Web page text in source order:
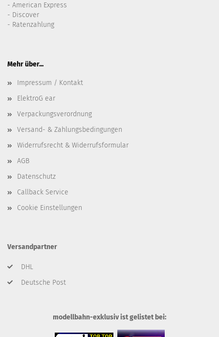
- American Express
- Discover
- Ratenzahlung
Mehr über...
Impressum / Kontakt
ElektroG ear
Verpackungsverordnung
Versand- & Zahlungsbedingungen
Widerrufsrecht & Widerrufsformular
AGB
Datenschutz
Callback Service
Cookie Einstellungen
Versandpartner
DHL
Deutsche Post
modellbahn-exklusiv ist gelistet bei: